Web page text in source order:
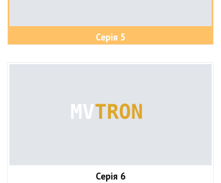
Серія 5
Серія 6